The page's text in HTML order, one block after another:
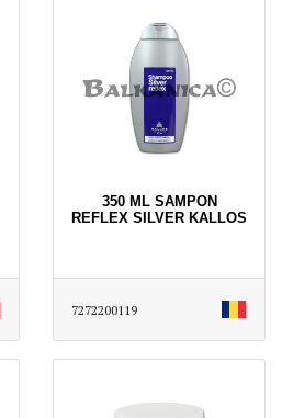
350 ML SAMPON
REFLEX SILVER KALLOS
7272200119